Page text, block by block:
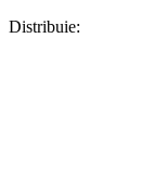
Distribuie: